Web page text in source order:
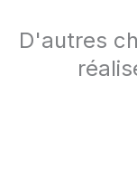
D'autres